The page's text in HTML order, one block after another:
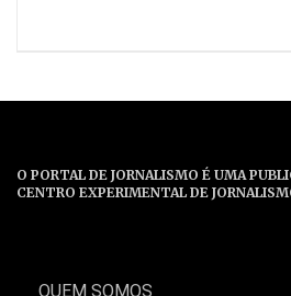
O PORTAL DE JORNALISMO É UMA
CENTRO EXPERIMENTAL DE
QUEM SOMOS